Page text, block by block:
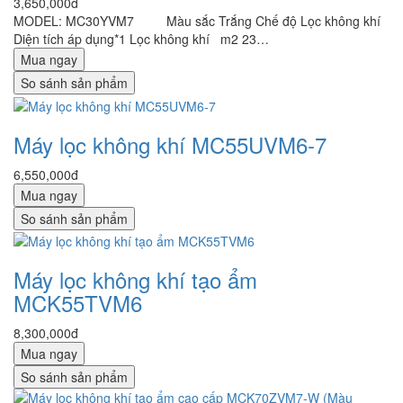
MODEL: MC30YVM7 Màu sắc Trắng Chế độ Lọc không khí
Diện tích áp dụng*1 Lọc không khí m2 23…
Mua ngay
So sánh sản phẩm
Máy lọc không khí MC55UVM6-7
6,550,000đ
Mua ngay
So sánh sản phẩm
Máy lọc không khí tạo ẩm
MCK55TVM6
8,300,000đ
Mua ngay
So sánh sản phẩm